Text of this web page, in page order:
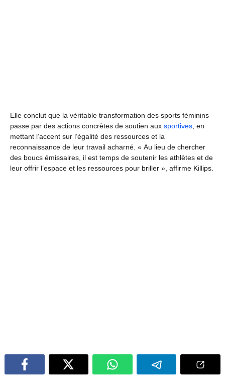
Elle conclut que la véritable transformation des sports féminins
passe par des actions concrètes de soutien aux sportives , en
mettant l’accent sur l’égalité des ressources et la
reconnaissance de leur travail acharné. « Au lieu de chercher
des boucs émissaires, il est temps de soutenir les athlètes et de
leur offrir l’espace et les ressources pour briller », affirme Killips.